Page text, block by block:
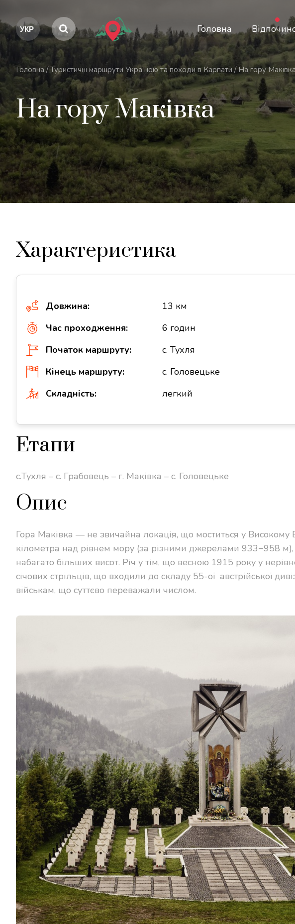
Головна
Головна / Туристичні маршрути Україною та походи в Карпати /На гору Маківка
На гору Маківка
Характеристика
Довжина:
13 км
Час проходження:
6 годин
Початок маршруту:
c. Тухля
Кінець маршруту:
с. Головецьке
Складність:
легкий
Етапи
с.Тухля – с. Грабовець – г. Маківка – с. Головецьке
Опис
Гора Маківка — не звичайна локація, що моститься у Високому
кілометра над рівнем морy (за різними джерелами 933−958 м),
набагато більших висот. Річ у тім, що весною 1915 року у
січових стрільців, що входили до складу 55-ої австрійської
військам, що суттєво переважали числом.